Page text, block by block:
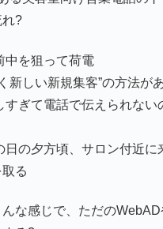
れ?
を狙って荷電
新しい新規集客”の方法が
ぎて電話で伝えられない
の夕方頃、サロン付近に
る
んな感じで、ただの